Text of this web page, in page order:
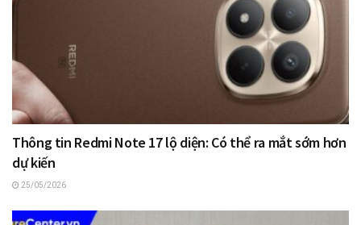
Thông tin Redmi Note 17 lộ diện: Có thể ra mắt sớm hơn
dự kiến
25/05/2026